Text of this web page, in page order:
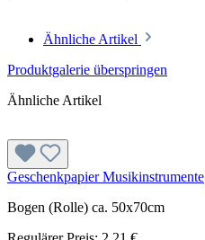
Ähnliche Artikel
Produktgalerie überspringen
Ähnliche Artikel
Geschenkpapier Musikinstrumente
Bogen (Rolle) ca. 50x70cm